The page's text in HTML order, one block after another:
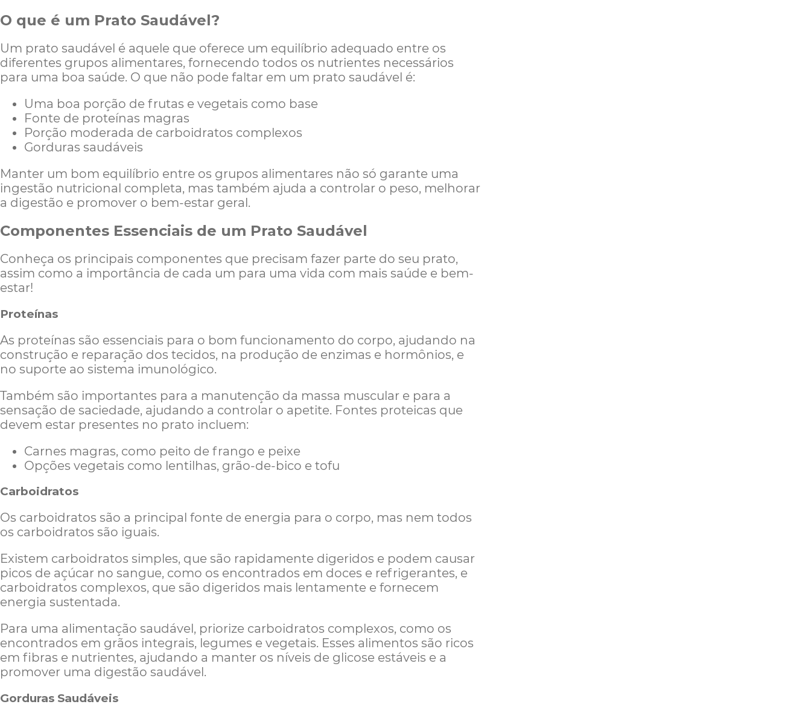
O que é um Prato Saudável?
Um prato saudável é aquele que oferece um equilíbrio adequado entre os
diferentes grupos alimentares, fornecendo todos os nutrientes necessários
para uma boa saúde. O que não pode faltar em um prato saudável é:
Uma boa porção de frutas e vegetais como base
Fonte de proteínas magras
Porção moderada de carboidratos complexos
Gorduras saudáveis
Manter um bom equilíbrio entre os grupos alimentares não só garante uma
ingestão nutricional completa, mas também ajuda a controlar o peso, melhorar
a digestão e promover o bem-estar geral.
Componentes Essenciais de um Prato Saudável
Conheça os principais componentes que precisam fazer parte do seu prato,
assim como a importância de cada um para uma vida com mais saúde e bem-
estar!
Proteínas
As proteínas são essenciais para o bom funcionamento do corpo, ajudando na
construção e reparação dos tecidos, na produção de enzimas e hormônios, e
no suporte ao sistema imunológico.
Também são importantes para a manutenção da massa muscular e para a
sensação de saciedade, ajudando a controlar o apetite. Fontes proteicas que
devem estar presentes no prato incluem:
Carnes magras, como peito de frango e peixe
Opções vegetais como lentilhas, grão-de-bico e tofu
Carboidratos
Os carboidratos são a principal fonte de energia para o corpo, mas nem todos
os carboidratos são iguais.
Existem carboidratos simples, que são rapidamente digeridos e podem causar
picos de açúcar no sangue, como os encontrados em doces e refrigerantes, e
carboidratos complexos, que são digeridos mais lentamente e fornecem
energia sustentada.
Para uma alimentação saudável, priorize carboidratos complexos, como os
encontrados em grãos integrais, legumes e vegetais. Esses alimentos são ricos
em fibras e nutrientes, ajudando a manter os níveis de glicose estáveis e a
promover uma digestão saudável.
Gorduras Saudáveis